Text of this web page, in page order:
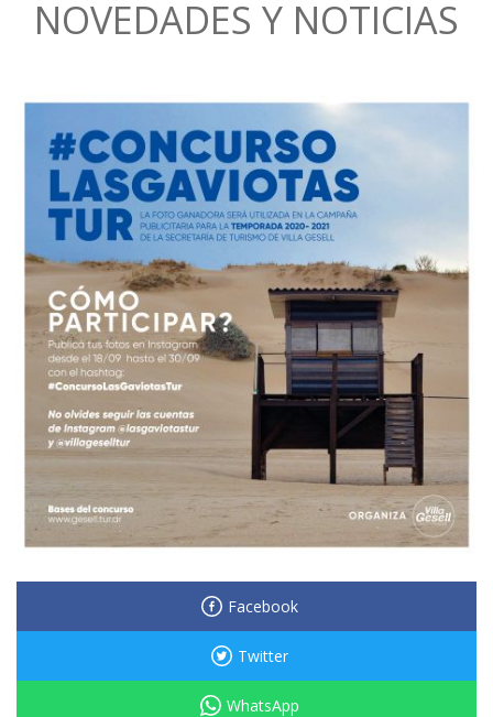
NOVEDADES Y NOTICIAS
Facebook
Twitter
WhatsApp